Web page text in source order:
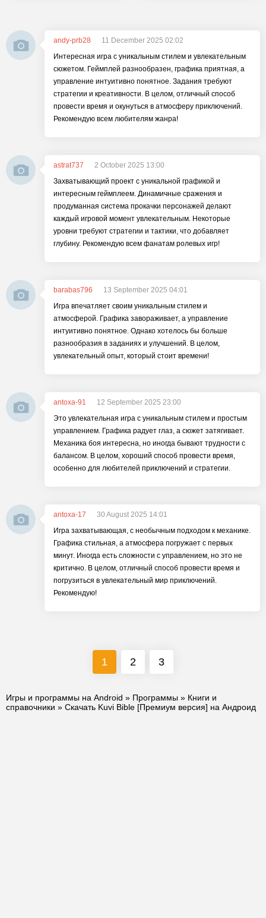
andy-prb28
11 December 2025 02:02
Интересная игра с уникальным стилем и увлекательным
сюжетом. Геймплей разнообразен, графика приятная, а
управление интуитивно понятное. Задания требуют
стратегии и креативности. В целом, отличный способ
провести время и окунуться в атмосферу приключений.
Рекомендую всем любителям жанра!
astrat737
2 October 2025 13:00
Захватывающий проект с уникальной графикой и
интересным геймплеем. Динамичные сражения и
продуманная система прокачки персонажей делают
каждый игровой момент увлекательным. Некоторые
уровни требуют стратегии и тактики, что добавляет
глубину. Рекомендую всем фанатам ролевых игр!
barabas796
13 September 2025 04:01
Игра впечатляет своим уникальным стилем и
атмосферой. Графика завораживает, а управление
интуитивно понятное. Однако хотелось бы больше
разнообразия в заданиях и улучшений. В целом,
увлекательный опыт, который стоит времени!
antoxa-91
12 September 2025 23:00
Это увлекательная игра с уникальным стилем и простым
управлением. Графика радует глаз, а сюжет затягивает.
Механика боя интересна, но иногда бывают трудности с
балансом. В целом, хороший способ провести время,
особенно для любителей приключений и стратегии.
antoxa-17
30 August 2025 14:01
Игра захватывающая, с необычным подходом к механике.
Графика стильная, а атмосфера погружает с первых
минут. Иногда есть сложности с управлением, но это не
критично. В целом, отличный способ провести время и
погрузиться в увлекательный мир приключений.
Рекомендую!
1 2 3
Игры и программы на Android » Программы » Книги и
справочники » Скачать Kuvi Bible [Премиум версия] на Андроид